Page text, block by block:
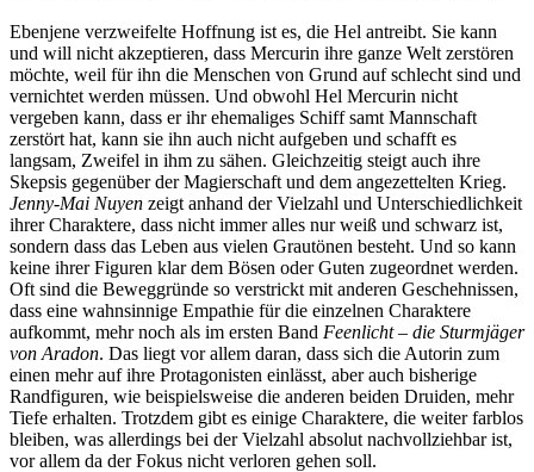
Ebenjene verzweifelte Hoffnung ist es, die Hel antreibt. Sie kann
und will nicht akzeptieren, dass Mercurin ihre ganze Welt zerstören
möchte, weil für ihn die Menschen von Grund auf schlecht sind und
vernichtet werden müssen. Und obwohl Hel Mercurin nicht
vergeben kann, dass er ihr ehemaliges Schiff samt Mannschaft
zerstört hat, kann sie ihn auch nicht aufgeben und schafft es
langsam, Zweifel in ihm zu sähen. Gleichzeitig steigt auch ihre
Skepsis gegenüber der Magierschaft und dem angezettelten Krieg.
Jenny-Mai Nuyen zeigt anhand der Vielzahl und Unterschiedlichkeit
ihrer Charaktere, dass nicht immer alles nur weiß und schwarz ist,
sondern dass das Leben aus vielen Grautönen besteht. Und so kann
keine ihrer Figuren klar dem Bösen oder Guten zugeordnet werden.
Oft sind die Beweggründe so verstrickt mit anderen Geschehnissen,
dass eine wahnsinnige Empathie für die einzelnen Charaktere
aufkommt, mehr noch als im ersten Band Feenlicht – die Sturmjäger
von Aradon. Das liegt vor allem daran, dass sich die Autorin zum
einen mehr auf ihre Protagonisten einlässt, aber auch bisherige
Randfiguren, wie beispielsweise die anderen beiden Druiden, mehr
Tiefe erhalten. Trotzdem gibt es einige Charaktere, die weiter farblos
bleiben, was allerdings bei der Vielzahl absolut nachvollziehbar ist,
vor allem da der Fokus nicht verloren gehen soll.